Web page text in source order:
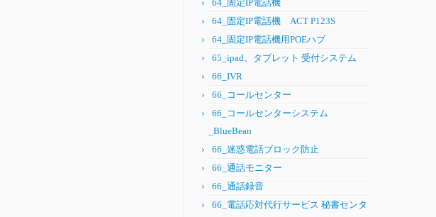
64_固定IP電話機
64_固定IP電話機 ACT P123S
64_固定IP電話機用POEハブ
65_ipad、タブレット 受付システム
66_IVR
66_コールセンター
66_コールセンターシステム
_BlueBean
66_迷惑電話ブロック防止
66_通話モニター
66_通話録音
66_電話応対代行サービス 秘書センタ